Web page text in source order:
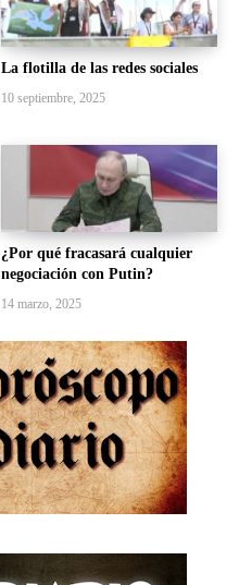
La flotilla de las redes sociales
10 septiembre, 2025
¿Por qué fracasará cualquier
negociación con Putin?
14 marzo, 2025